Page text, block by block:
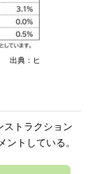
出典：ヒ
トラクション
トしている。